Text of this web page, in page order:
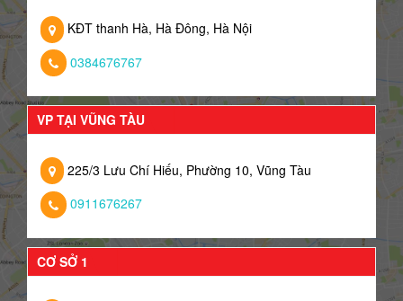
KĐT thanh Hà, Hà Đông, Hà Nội
0384676767
VP TẠI VŨNG TÀU
225/3 Lưu Chí Hiếu, Phường 10, Vũng Tàu
0911676267
CƠ SỞ 1